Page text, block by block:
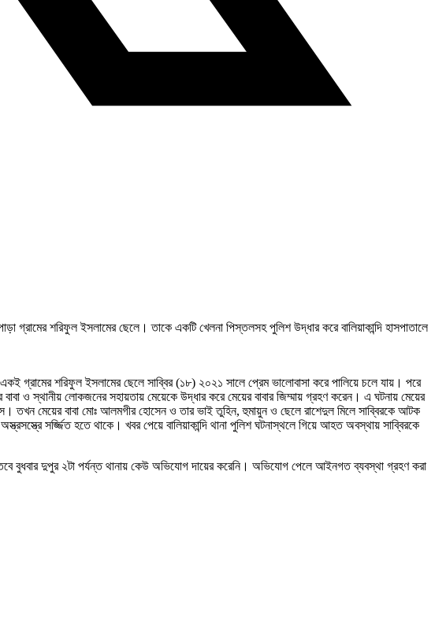
গ্রামের শরিফুল ইসলামের ছেলে। তাকে একটি খেলনা পিস্তলসহ পুলিশ উদ্ধার করে বালিয়াকান্দি হাসপাতালে
একই গ্রামের শরিফুল ইসলামের ছেলে সাব্বির (১৮) ২০২১ সালে প্রেম ভালোবাসা করে পালিয়ে চলে যায়। পরে
ও স্থানীয় লোকজনের সহায়তায় মেয়েকে উদ্ধার করে মেয়ের বাবার জিম্মায় গ্রহণ করেন। এ ঘটনায় মেয়ের
তখন মেয়ের বাবা মোঃ আলমগীর হোসেন ও তার ভাই তুহিন, হুমায়ুন ও ছেলে রাশেদুল মিলে সাব্বিরকে আটক
সর্জ্জিত হতে থাকে। খবর পেয়ে বালিয়াকান্দি থানা পুলিশ ঘটনাস্থলে গিয়ে আহত অবস্থায় সাব্বিরকে
তবে বুধবার দুপুর ২টা পর্যন্ত থানায় কেউ অভিযোগ দায়ের করেনি। অভিযোগ পেলে আইনগত ব্যবস্থা গ্রহণ করা